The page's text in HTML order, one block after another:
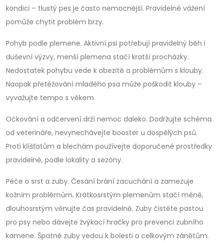
kondici – tlustý pes je často nemocnější. Pravidelné vážení
pomůže chytit problém brzy.
Pohyb podle plemene. Aktivní psi potřebují pravidelný běh i
duševní výzvy, menší plemena stačí kratší procházky.
Nedostatek pohybu vede k obezitě a problémům s klouby.
Naopak přetěžování mladého psa může poškodit klouby –
vyvažujte tempo s věkem.
Očkování a odčervení drží nemoc daleko. Dodržujte schéma
od veterináře, nevynechávejte booster u dospělých psů.
Proti klíšťatům a blechám používejte doporučené prostředky
pravidelně, podle lokality a sezóny.
Péče o srst a zuby. Česání brání zacuchání a zamezuje
kožním problémům. Krátkosrstým plemenům stačí méně,
dlouhosrstým věnujte čas pravidelně. Zuby čistěte pastou
pro psy nebo dávejte žvýkací hračky pro prevenci zubního
kamene. Špatné zuby vedou k bolesti a celkovým zánětům.